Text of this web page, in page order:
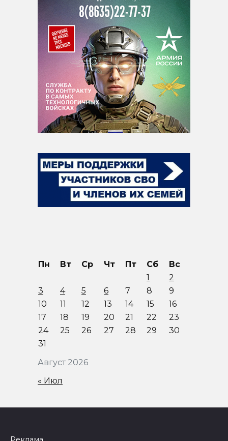
Август 2026
Пн Вт Ср Чт Пт Сб
Вс
1
2
3
4 5 6 7 8
9
10
11 12 13 14 15
16
17
18 19 20 21 22
23
24
25 26 27 28 29
30
31
« Июл